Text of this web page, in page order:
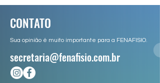
CONTATO
Sua opinião é muito importante para a FENAFISIO.
secretaria@fenafisio.com.br